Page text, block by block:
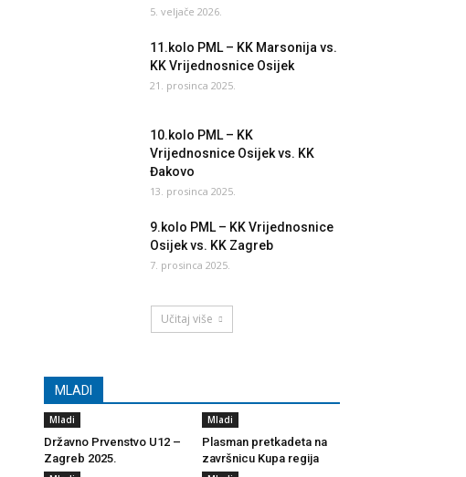
5. veljače 2026.
11.kolo PML – KK Marsonija vs.
KK Vrijednosnice Osijek
21. prosinca 2025.
10.kolo PML – KK
Vrijednosnice Osijek vs. KK
Đakovo
13. prosinca 2025.
9.kolo PML – KK Vrijednosnice
Osijek vs. KK Zagreb
7. prosinca 2025.
Učitaj više
MLADI
Mladi
Državno Prvenstvo U12 –
Zagreb 2025.
Mladi
Plasman pretkadeta na
završnicu Kupa regija